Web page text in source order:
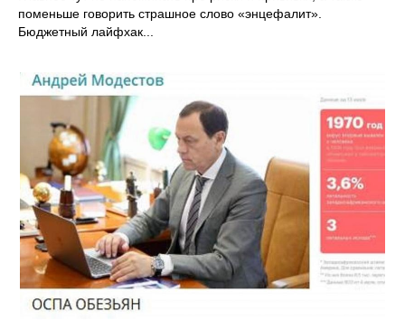
поменьше говорить страшное слово «энцефалит».
Бюджетный лайфхак...